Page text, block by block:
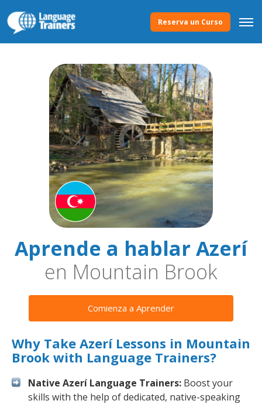
Reserva un Curso
Aprende a hablar Azerí
en Mountain Brook
Comienza a Aprender
Why Take Azerí Lessons in Mountain
Brook with Language Trainers?
Native Azerí Language Trainers: Boost your
skills with the help of dedicated, native-speaking